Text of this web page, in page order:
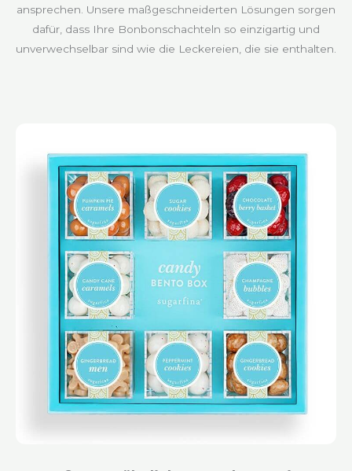
ansprechen. Unsere maßgeschneiderten Lösungen sorgen
dafür, dass Ihre Bonbonschachteln so einzigartig und
unverwechselbar sind wie die Leckereien, die sie enthalten.